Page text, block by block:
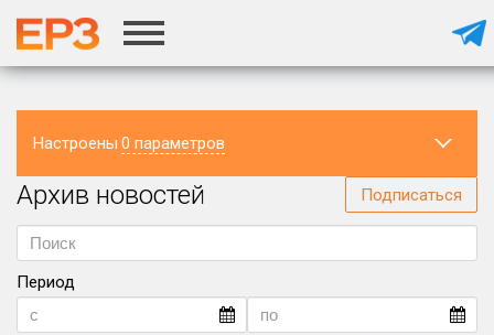
Настроены 0 параметров
Регион
Архив новостей Подписаться
Период